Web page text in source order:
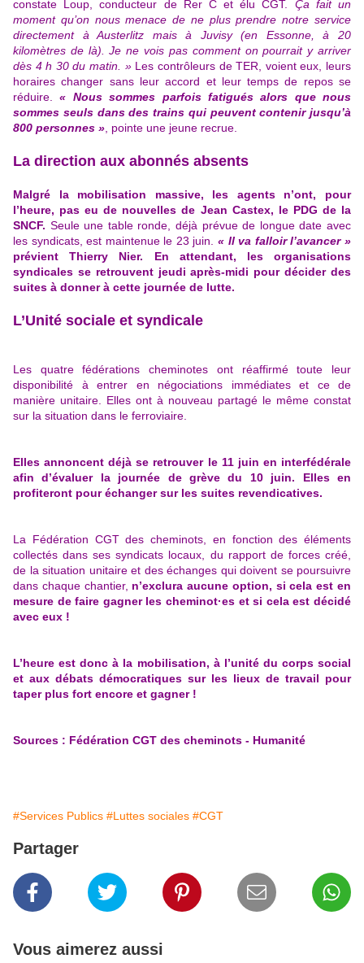
constate Loup, conducteur de Rer C et élu CGT. Ça fait un
moment qu’on nous menace de ne plus prendre notre service
directement à Austerlitz mais à Juvisy (en Essonne, à 20
kilomètres de là). Je ne vois pas comment on pourrait y arriver
dès 4 h 30 du matin. » Les contrôleurs de TER, voient eux, leurs
horaires changer sans leur accord et leur temps de repos se
réduire.« Nous sommes parfois fatigués alors que nous
sommes seuls dans des trains qui peuvent contenir jusqu’à
800 personnes » , pointe une jeune recrue.
La direction aux abonnés absents
Malgré la mobilisation massive, les agents n’ont, pour
l’heure, pas eu de nouvelles de Jean Castex, le PDG de la
SNCF. Seule une table ronde, déjà prévue de longue date avec
les syndicats, est maintenue le 23 juin.« Il va falloir l’avancer »
prévient Thierry Nier. En attendant, les organisations
syndicales se retrouvent jeudi après-midi pour décider des
suites à donner à cette journée de lutte.
L’Unité sociale et syndicale
Les quatre fédérations cheminotes ont réaffirmé toute leur
disponibilité à entrer en négociations immédiates et ce de
manière unitaire. Elles ont à nouveau partagé le même constat
sur la situation dans le ferroviaire.
Elles annoncent déjà se retrouver le 11 juin en interfédérale
afin d’évaluer la journée de grève du 10 juin. Elles en
profiteront pour échanger sur les suites revendicatives.
La Fédération CGT des cheminots, en fonction des éléments
collectés dans ses syndicats locaux, du rapport de forces créé,
de la situation unitaire et des échanges qui doivent se poursuivre
dans chaque chantier, n’exclura aucune option, si cela est en
mesure de faire gagner les cheminot·es et si cela est décidé
avec eux !
L’heure est donc à la mobilisation, à l’unité du corps social
et aux débats démocratiques sur les lieux de travail pour
taper plus fort encore et gagner !
Sources : Fédération CGT des cheminots - Humanité
#Services Publics #Luttes sociales #CGT
Partager
Vous aimerez aussi